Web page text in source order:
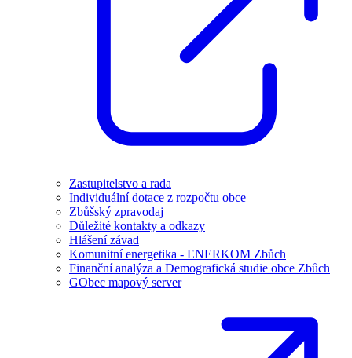
Zastupitelstvo a rada
Individuální dotace z rozpočtu obce
Zbůšský zpravodaj
Důležité kontakty a odkazy
Hlášení závad
Komunitní energetika - ENERKOM Zbůch
Finanční analýza a Demografická studie obce Zbůch
GObec mapový server